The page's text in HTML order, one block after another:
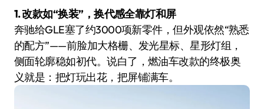
1. 改款如“换装”，换代感全靠灯和屏
奔驰给GLE塞了约3000项新零件，但外观依然“熟悉
的配方”——前脸加大格栅、发光星标、星形灯组，
侧面轮廓稳如初代。说白了，燃油车改款的终极奥
义就是：把灯玩出花，把屏铺满车。